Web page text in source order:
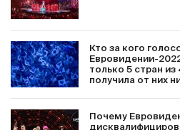
Кто за кого
Евровидении-
только 5 стран
получила от них
Почему